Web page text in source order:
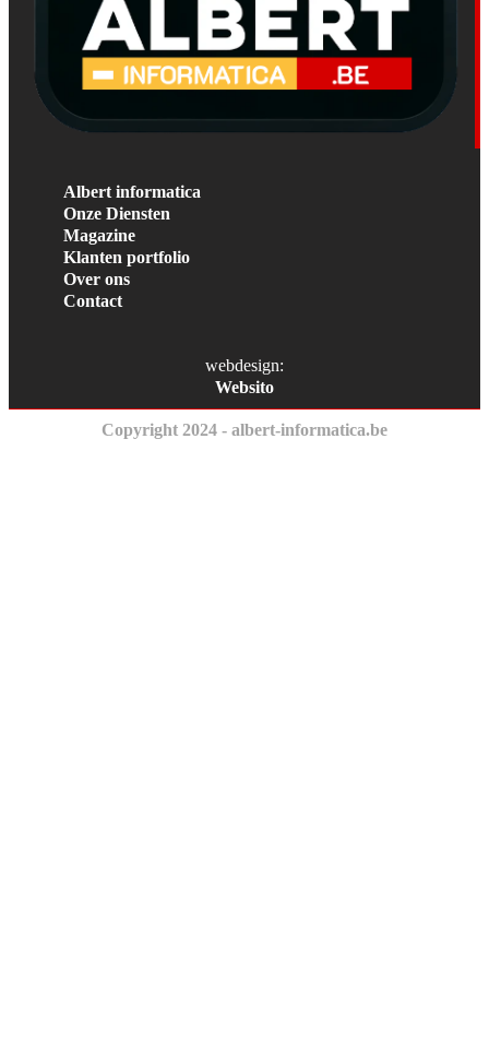
Albert informatica
Onze Diensten
Magazine
Klanten portfolio
Over ons
Contact
webdesign:
Websito
Copyright 2024 - albert-informatica.be